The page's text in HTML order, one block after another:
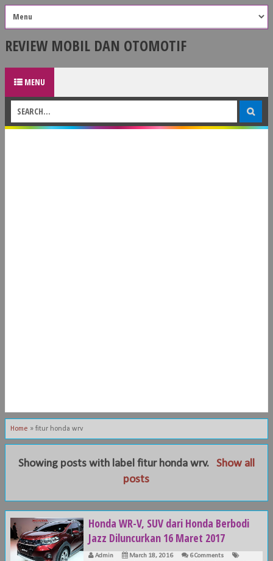
REVIEW MOBIL DAN OTOMOTIF
MENU
Home » fitur honda wrv
Showing posts with labelfitur honda wrv.
Show all
posts
Honda WR-V, SUV dari Honda Berbodi
Jazz Diluncurkan 16 Maret 2017
Admin March 18, 2016
6 Comments